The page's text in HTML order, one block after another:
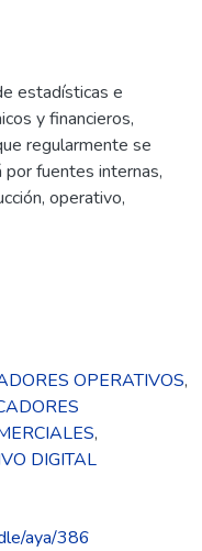
estadísticas e
y financieros,
regularmente se
por fuentes internas,
operativo,
OPERATIVOS,
,
DIGITAL
aya/386